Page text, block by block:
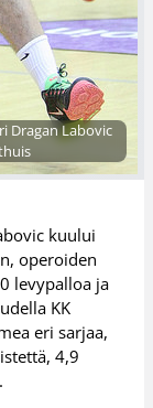
Dragan Labovic
kuului
operoiden
levypalloa ja
KK
eri sarjaa,
4,9